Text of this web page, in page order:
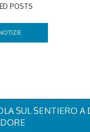
POSTS
SUL SENTIERO A